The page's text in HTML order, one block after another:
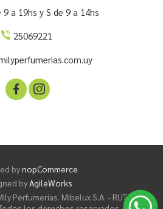
9 a 19hs y S de 9 a 14hs
25069221
bynopCommerce
byAgileWorks
Perfumerías. Mibelux S.A. - RUT